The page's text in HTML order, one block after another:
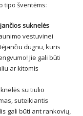
tipo šventėms:
suknelės
vestuvinei
dugnu, kuris
Jie gali būti
ar kitomis
su tiulio
suteikiantis
gali būti ant rankovių,